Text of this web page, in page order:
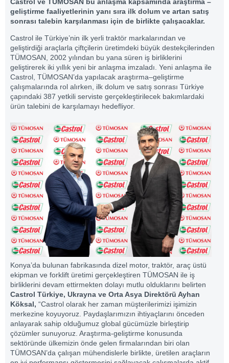
geliştirme faaliyetlerinin yanı sıra ilk dolum ve artan satış
sonrası talebin karşılanması için de birlikte çalışacaklar.
Castrol ile Türkiye’nin ilk yerli traktör markalarından ve
geliştirdiği araçlarla çiftçilerin üretimdeki büyük destekçilerinden
TÜMOSAN, 2002 yılından bu yana süren iş birliklerini
geliştirerek iki yıllık yeni bir anlaşma imzaladı. Yeni anlaşma ile
Castrol, TÜMOSAN’da yapılacak araştırma–geliştirme
çalışmalarında rol alırken, ilk dolum ve satış sonrası Türkiye
çapındaki 387 yetkili serviste gerçekleştirilecek bakımlardaki
ürün talebini de karşılamayı hedefliyor.
Konya’da bulunan fabrikasında dizel motor, traktör, araç üstü
ekipman ve forklift üretimi gerçekleştiren TÜMOSAN ile iş
birliklerini devam ettirmekten dolayı mutlu olduklarını belirten
Castrol Türkiye, Ukrayna ve Orta Asya Direktörü Ayhan
Köksal, “Castrol olarak her zaman müşterilerimizi işimizin
merkezine koyuyoruz. Paydaşlarımızın ihtiyaçlarını önceden
anlayarak sahip olduğumuz global gücümüzle birleştirip
çözümler sunuyoruz. Araştırma-geliştirme konusunda
sektöründe ülkemizin önde gelen firmalarından biri olan
TÜMOSAN’da çalışan mühendislerle birlikte, üretilen araçların